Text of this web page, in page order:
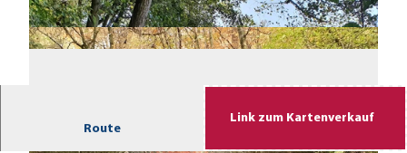
Route
Link zum Kartenverkauf